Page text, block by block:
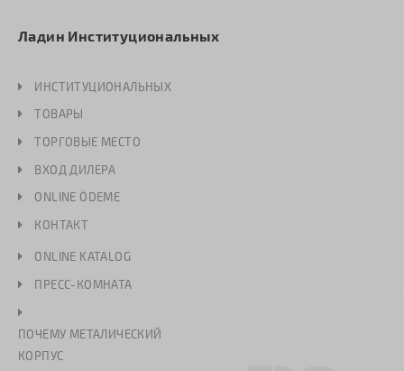
Ладин Институциональных
ИНСТИТУЦИОНАЛЬНЫХ
ТОВАРЫ
ТОРГОВЫЕ МЕСТО
ВХОД ДИЛЕРА
ONLINE ÖDEME
КОНТАКТ
ONLINE KATALOG
ПРЕСС-КОМНАТА
ПОЧЕМУ МЕТАЛИЧЕСКИЙ
КОРПУС